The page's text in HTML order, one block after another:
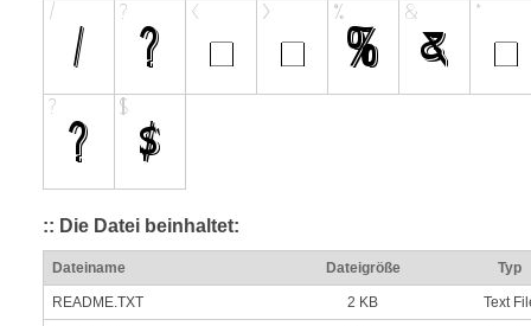
:: Die Datei beinhaltet:
Dateiname Dateigröße Typ
README.TXT 2 KB Text